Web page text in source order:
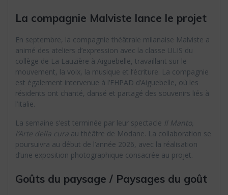
La compagnie Malviste lance le projet
En septembre, la compagnie théâtrale milanaise Malviste a
animé des ateliers d’expression avec la classe ULIS du
collège de La Lauzière à Aiguebelle, travaillant sur le
mouvement, la voix, la musique et l’écriture. La compagnie
est également intervenue à l’EHPAD d’Aiguebelle, où les
résidents ont chanté, dansé et partagé des souvenirs liés à
l’Italie.
La semaine s’est terminée par leur spectacle Il Manto,
l’Arte della cura au théâtre de Modane. La collaboration se
poursuivra au début de l’année 2026, avec la réalisation
d’une exposition photographique consacrée au projet.
Goûts du paysage / Paysages du goût